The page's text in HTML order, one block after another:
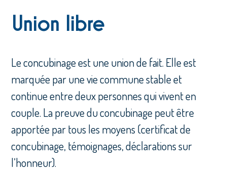
Union libre
Le concubinage est une union de fait. Elle est
marquée par une vie commune stable et
continue entre deux personnes qui vivent en
couple. La preuve du concubinage peut être
apportée par tous les moyens (certificat de
concubinage, témoignages, déclarations sur
l’honneur).